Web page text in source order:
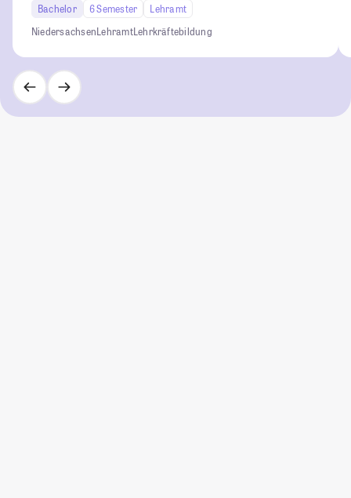
Bachelor 6 Semester
Lehramt
NiedersachsenLehramtLehrkräftebildung